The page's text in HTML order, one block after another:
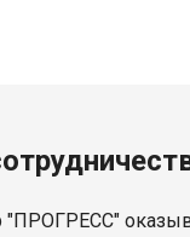
"ПРОГРЕСС"